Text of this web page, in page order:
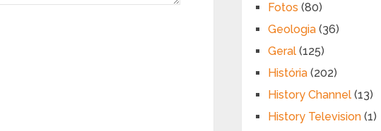
Fotos (80)
Geologia (36)
Geral (125)
História (202)
History Channel (13)
History Television (1)